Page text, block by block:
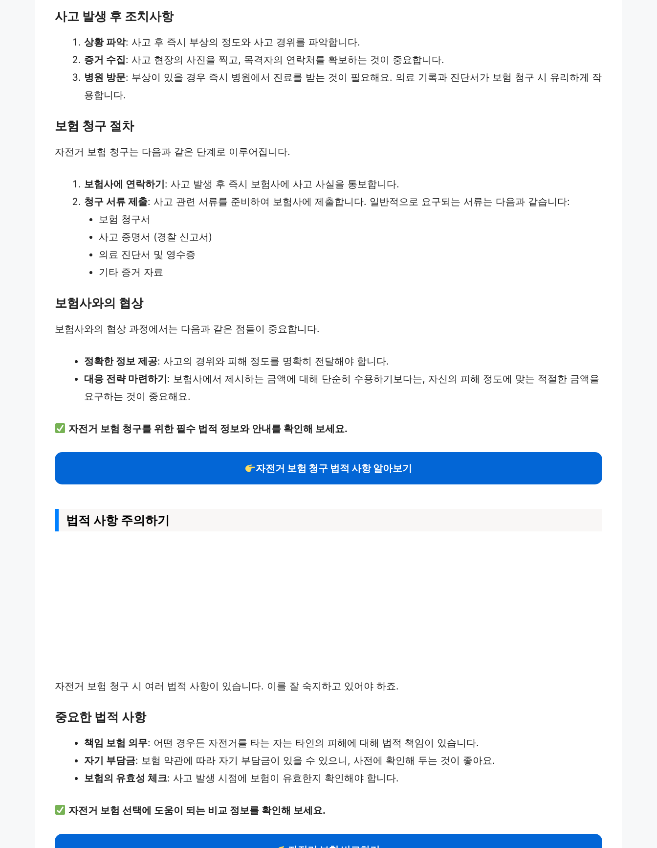
사고 발생 후 조치사항
상황 파악: 사고 후 즉시 부상의 정도와 사고 경위를 파악합니다.
증거 수집: 사고 현장의 사진을 찍고, 목격자의 연락처를 확보하는 것이 중요합니다.
병원 방문: 부상이 있을 경우 즉시 병원에서 진료를 받는 것이 필요해요. 의료 기록과 진단서가 보험 청구 시 유리하게 작
용합니다.
보험 청구 절차
자전거 보험 청구는 다음과 같은 단계로 이루어집니다.
보험사에 연락하기: 사고 발생 후 즉시 보험사에 사고 사실을 통보합니다.
청구 서류 제출: 사고 관련 서류를 준비하여 보험사에 제출합니다. 일반적으로 요구되는 서류는 다음과 같습니다:
보험 청구서
사고 증명서 (경찰 신고서)
의료 진단서 및 영수증
기타 증거 자료
보험사와의 협상
보험사와의 협상 과정에서는 다음과 같은 점들이 중요합니다.
정확한 정보 제공: 사고의 경위와 피해 정도를 명확히 전달해야 합니다.
대응 전략 마련하기: 보험사에서 제시하는 금액에 대해 단순히 수용하기보다는, 자신의 피해 정도에 맞는 적절한 금액을
요구하는 것이 중요해요.
자전거 보험 청구를 위한 필수 법적 정보와 안내를 확인해 보세요.
자전거 보험 청구 법적 사항 알아보기
법적 사항 주의하기
자전거 보험 청구 시 여러 법적 사항이 있습니다. 이를 잘 숙지하고 있어야 하죠.
중요한 법적 사항
책임 보험 의무: 어떤 경우든 자전거를 타는 자는 타인의 피해에 대해 법적 책임이 있습니다.
자기 부담금: 보험 약관에 따라 자기 부담금이 있을 수 있으니, 사전에 확인해 두는 것이 좋아요.
보험의 유효성 체크: 사고 발생 시점에 보험이 유효한지 확인해야 합니다.
자전거 보험 선택에 도움이 되는 비교 정보를 확인해 보세요.